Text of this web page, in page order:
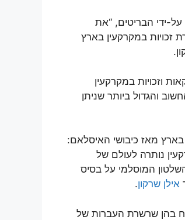
ידי הבריטים, “את
זכויות במקרקעין בארץ
וזכויות במקרקעין
מסד הנתונים החשוב והגדול ביותר שניתן
מאז כיבושי האיסלאם:
נותרה לעולם של
המוסלמי על בסיס
אילן שרקון.
בהן שרשרת העברות של